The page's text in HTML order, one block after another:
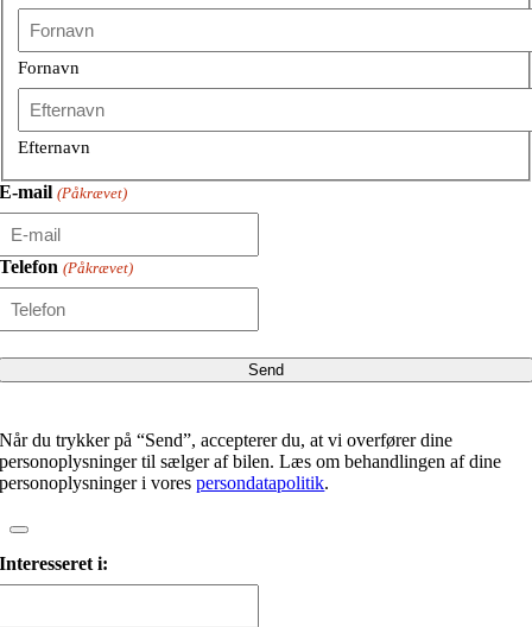
Fornavn
Efternavn
E-mail (Påkrævet)
Telefon (Påkrævet)
Når du trykker på “Send”, accepterer du, at vi overfører dine
personoplysninger til sælger af bilen. Læs om behandlingen af dine
personoplysninger i vorespersondatapolitik.
Interesseret i: